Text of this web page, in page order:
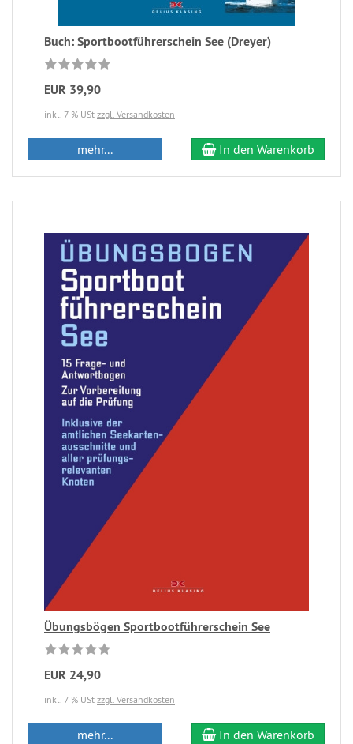
Buch: Sportbootführerschein See (Dreyer)
EUR 39,90
inkl. 7 % USt zzgl. Versandkosten
mehr... In den Warenkorb
Übungsbögen Sportbootführerschein See
EUR 24,90
inkl. 7 % USt zzgl. Versandkosten
mehr... In den Warenkorb